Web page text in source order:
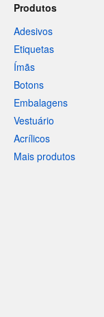
Produtos
Adesivos
Etiquetas
Ímãs
Botons
Embalagens
Vestuário
Acrílicos
Mais produtos